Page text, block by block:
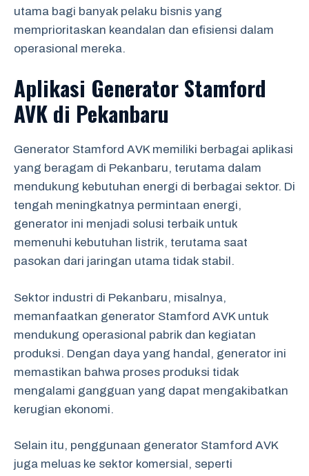
utama bagi banyak pelaku bisnis yang
memprioritaskan keandalan dan efisiensi dalam
operasional mereka.
Aplikasi Generator Stamford
AVK di Pekanbaru
Generator Stamford AVK memiliki berbagai aplikasi
yang beragam di Pekanbaru, terutama dalam
mendukung kebutuhan energi di berbagai sektor. Di
tengah meningkatnya permintaan energi,
generator ini menjadi solusi terbaik untuk
memenuhi kebutuhan listrik, terutama saat
pasokan dari jaringan utama tidak stabil.
Sektor industri di Pekanbaru, misalnya,
memanfaatkan generator Stamford AVK untuk
mendukung operasional pabrik dan kegiatan
produksi. Dengan daya yang handal, generator ini
memastikan bahwa proses produksi tidak
mengalami gangguan yang dapat mengakibatkan
kerugian ekonomi.
Selain itu, penggunaan generator Stamford AVK
juga meluas ke sektor komersial, seperti